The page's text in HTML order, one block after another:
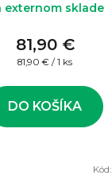
externom sklade
81,90 €
Jednotková
81,90 € / 1 ks
DO KOŠÍKA
Kód: